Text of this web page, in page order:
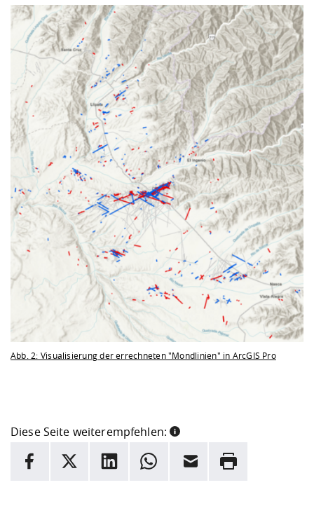
Abb. 2: Visualisierung der errechneten "Mondlinien" in ArcGIS Pro
Diese Seite weiterempfehlen:
INFORMATION
Facebook
X LinkedInWhatsappE-Mail Drucken